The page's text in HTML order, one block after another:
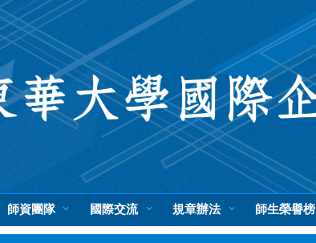
師資團隊 國際交流 規章辦法 師生榮譽榜